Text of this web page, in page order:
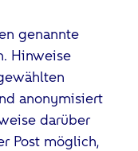
genannte
Hinweise
anonymisiert
darüber
Post möglich,